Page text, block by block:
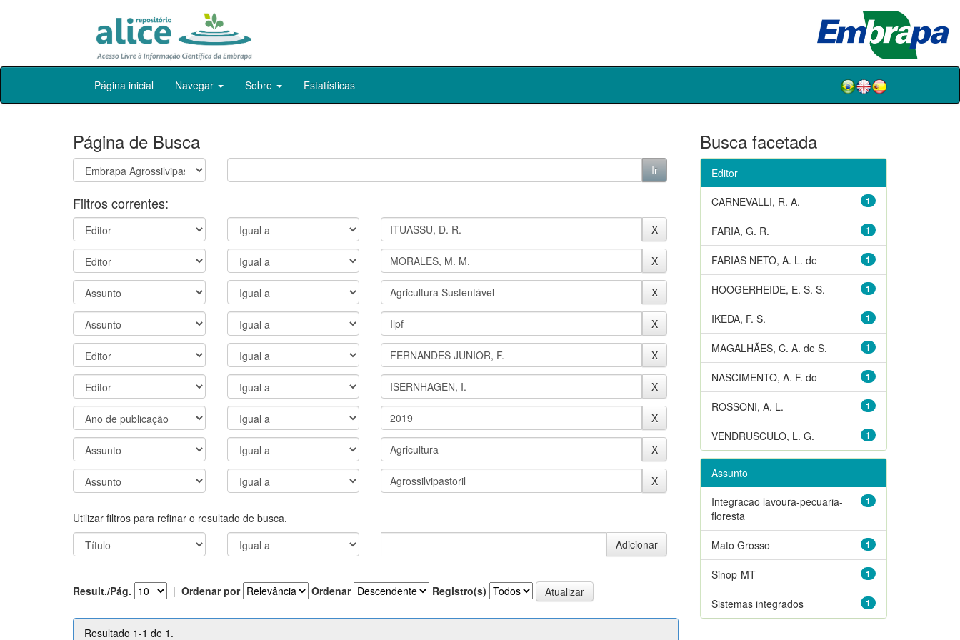
Skip
Página inicial Navegar Sobre Estatísticas
Página de Busca
Filtros correntes:
Utilizar filtros para refinar o resultado de busca.
Result./Pág. | Ordenar por Ordenar Registro(s)
Resultado 1-1 de 1.
Busca facetada
Editor
1
CARNEVALLI, R. A.
1
FARIA, G. R.
1
FARIAS NETO, A. L. de
1
HOOGERHEIDE, E. S. S.
1
IKEDA, F. S.
1
MAGALHÃES, C. A. de S.
1
NASCIMENTO, A. F. do
1
ROSSONI, A. L.
1
VENDRUSCULO, L. G.
Assunto
1
Integracao lavoura-pecuaria-
floresta
1
Mato Grosso
1
Sinop-MT
1
Sistemas integrados